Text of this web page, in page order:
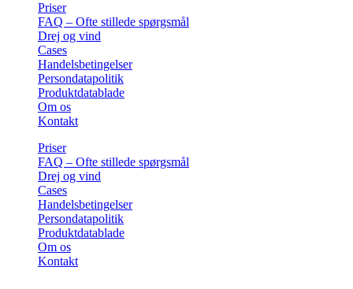
Priser
FAQ – Ofte stillede spørgsmål
Drej og vind
Cases
Handelsbetingelser
Persondatapolitik
Produktdatablade
Om os
Kontakt
Priser
FAQ – Ofte stillede spørgsmål
Drej og vind
Cases
Handelsbetingelser
Persondatapolitik
Produktdatablade
Om os
Kontakt